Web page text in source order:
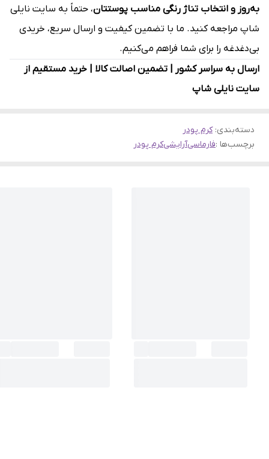
به‌روز و انتخاب تناژ رنگی مناسب پوستتان، حتماً به سایت نایلی
شاپ مراجعه کنید. ما با تضمین کیفیت و ارسال سریع، خریدی
بی‌دغدغه را برای شما فراهم می‌کنیم.
ارسال به سراسر کشور | تضمین اصالت کالا | خرید مستقیم از
سایت نایلی شاپ
دسته‌بندی:کرم پودر
برچسب‌ها :فارماسیآرایشیکرم پودر